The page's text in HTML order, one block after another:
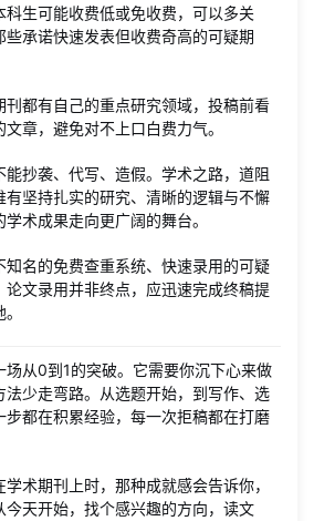
生可能收费低或免收费，可以多关
些承诺快速发表但收费奇高的可疑期
刊都有自己的重点研究领域，投稿前看
章，避免对不上口白费力气。
能抄袭、代写、造假。学术之路，道阻
有坚持扎实的研究、清晰的逻辑与不懈
术成果走向更广阔的舞台。
知名的免费查重系统、快速录用的可疑
论文录用并非终点，应迅速完成终稿提
场从0到1的突破。它需要你沉下心来做
法少走弯路。从选题开始，到写作、选
步都在积累经验，每一次拒稿都在打磨
术期刊上时，那种成就感会告诉你，
今天开始，找个感兴趣的方向，读文